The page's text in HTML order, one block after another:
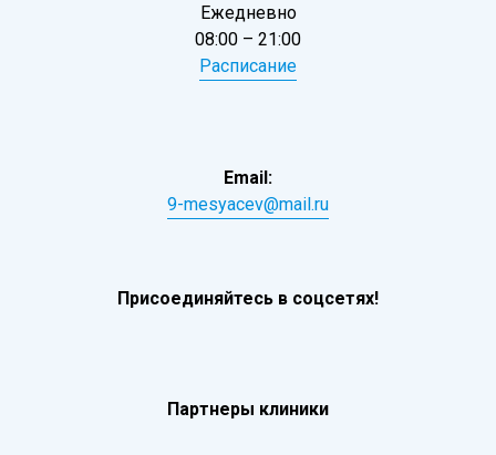
Ежедневно
08:00 – 21:00
Расписание
Email:
9-mesyacev@mail.ru
Присоединяйтесь в соцсетях!
Партнеры клиники